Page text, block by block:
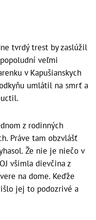
tvrdý trest by zaslúžil
veľmi
v Kapušianskych
umlátil na smrť a
z rodinných
Práve tam obzvlášť
Že nie je niečo v
všimla dievčina z
na dome. Keďže
jej to podozrivé a